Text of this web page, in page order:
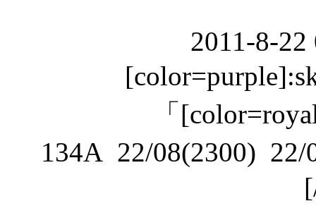
2011-8-
「
134A 22/08(2300)